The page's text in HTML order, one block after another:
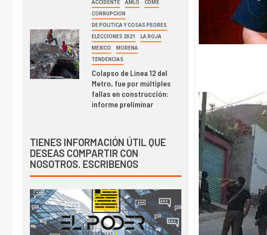
ACCIDENTE AMLO CDMX
CORRUPCION
DE POLITICA Y COSAS PEORES
ELECCIONES 2021 LA ROJA
MEXICO MORENA
TENDENCIAS
Colapso de Línea 12 del
Metro, fue por múltiples
fallas en construcción:
informe preliminar
TIENES INFORMACIÓN ÚTIL QUE
DESEAS COMPARTIR CON
NOSOTROS. ESCRIBENOS